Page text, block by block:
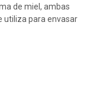
de miel, ambas
utiliza para envasar